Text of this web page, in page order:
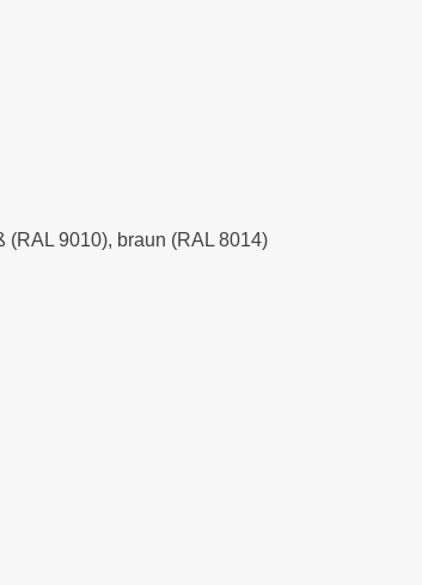
(RAL 9010), braun (RAL 8014)